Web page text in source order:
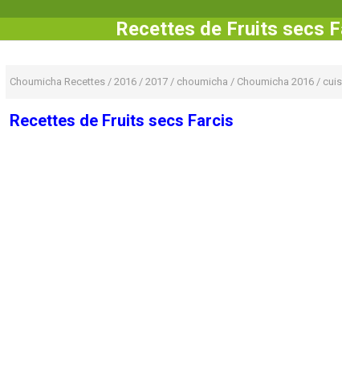
Recettes de Fruits secs
Choumicha Recettes / 2016 / 2017 / choumicha / Choumicha 2016 /
Recettes de Fruits secs Farcis